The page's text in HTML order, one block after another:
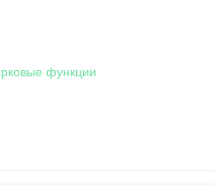
функции